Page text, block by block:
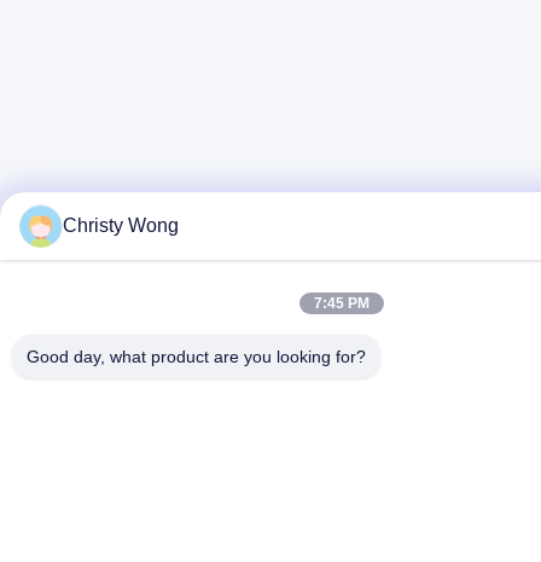
Christy Wong
7:45 PM
Good day, what product are you looking for?